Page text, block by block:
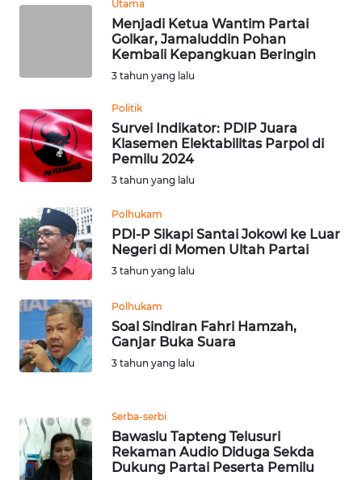
Utama
Menjadi Ketua Wantim Partai
Golkar, Jamaluddin Pohan
Kembali Kepangkuan Beringin
3 tahun yang lalu
Politik
Survei Indikator: PDIP Juara
Klasemen Elektabilitas Parpol di
Pemilu 2024
3 tahun yang lalu
Polhukam
PDI-P Sikapi Santai Jokowi ke Luar
Negeri di Momen Ultah Partai
3 tahun yang lalu
Polhukam
Soal Sindiran Fahri Hamzah,
Ganjar Buka Suara
3 tahun yang lalu
Serba-serbi
Bawaslu Tapteng Telusuri
Rekaman Audio Diduga Sekda
Dukung Partai Peserta Pemilu
KALSEL
WN
KALTIM
WN
SULSEL
WN
WN
SULUT
WN
MALUT